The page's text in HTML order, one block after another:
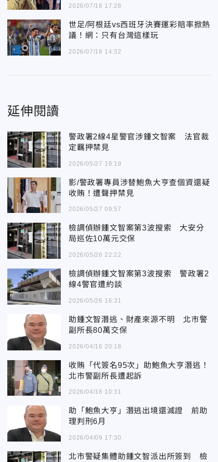
2026/07/18 17:28
世足/阿根廷vs西班牙決賽運彩賠率掀熱
議！網：只有台灣這樣玩
2026/07/18 14:32
延伸閱讀
警政署2線4星警官涉鍾文智案 法官裁
定羈押禁見
2026/05/27 19:19
影/警政署專員涉替鮑魚大亨查個資還疑
收賄！遭聲押禁見
2026/05/27 09:57
檢調偵辦鍾文智案第3波搜索 大安分
局巡佐10萬元交保
2026/05/26 22:22
檢調偵辦鍾文智案第3波搜索 警政署2
線4警官遭約談
2026/05/26 16:31
助鍾文智潛逃、財產來源不明 北市警
副所長80萬交保
2026/04/16 20:18
收賄「代簽名95次」助鮑魚大亨潛逃！
北市警副所長遭起訴
2026/04/16 10:31
助「鮑魚大亨」潛逃出境還滅證 前助
理判刑6月
2026/04/09 17:30
北市警疑集體助鍾文智派出所簽到 檢